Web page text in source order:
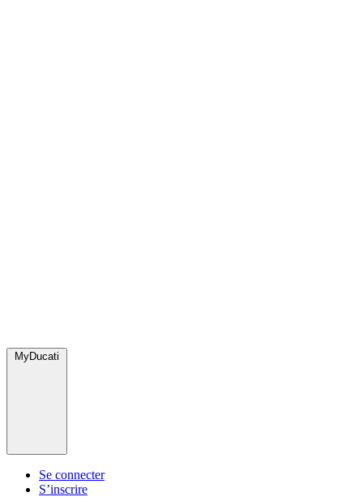
MyDucati
Se connecter
S’inscrire